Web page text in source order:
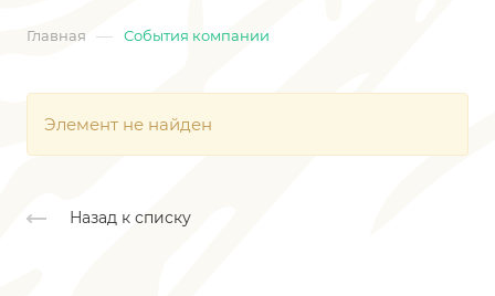
Главная — События компании
Элемент не найден
Назад к списку